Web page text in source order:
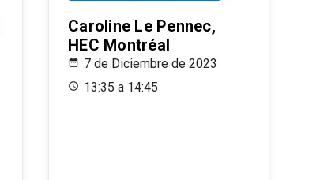
Caroline Le Pennec,
HEC Montréal
7 de Diciembre de 2023
13:35 a 14:45